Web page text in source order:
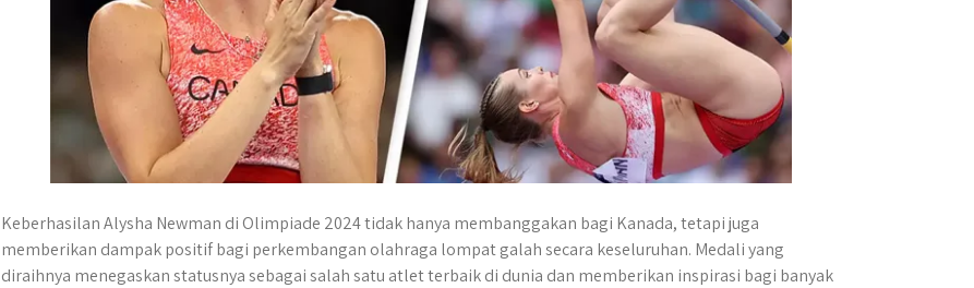
Keberhasilan Alysha Newman di Olimpiade 2024 tidak hanya membanggakan bagi Kanada, tetapi juga
memberikan dampak positif bagi perkembangan olahraga lompat galah secara keseluruhan. Medali yang
diraihnya menegaskan statusnya sebagai salah satu atlet terbaik di dunia dan memberikan inspirasi bagi banyak